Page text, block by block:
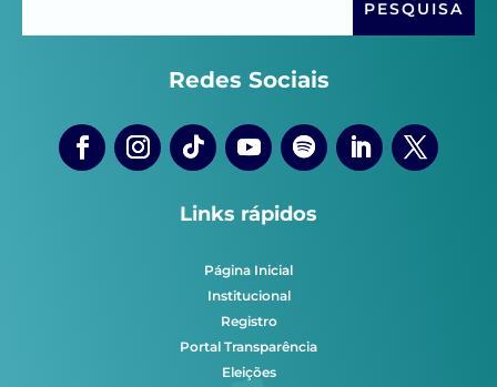
Redes Sociais
Links rápidos
Página Inicial
Institucional
Registro
Portal Transparência
Eleições